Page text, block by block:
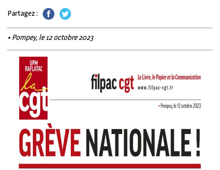
Partagez :
• Pompey, le 12 octobre 2023